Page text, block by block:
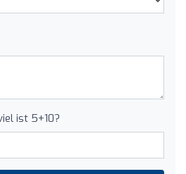
ist 5+10?